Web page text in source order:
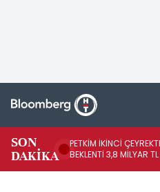
SON
DAKİKA
PETKİM İKİNCİ
BEKLENTİ 3,8 MİLYAR TL